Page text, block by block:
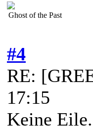
Ghost of the Past
#4
RE:
17:15
Keine